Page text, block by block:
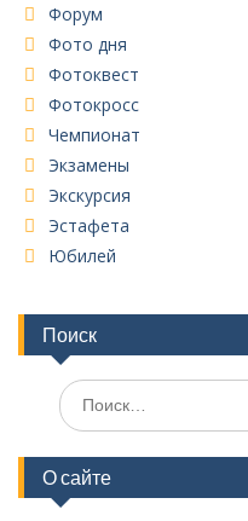
Форум
Фото дня
Фотоквест
Фотокросс
Чемпионат
Экзамены
Экскурсия
Эстафета
Юбилей
Поиск
Поиск
по:
О сайте